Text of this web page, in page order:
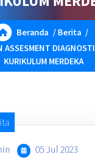
Beranda / Berita /
ASSESMENT
KURIKULUM MERDEKA
05 Jul 2023